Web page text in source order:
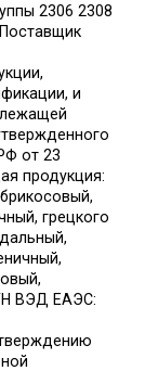
2306 2308
и
от 23
продукция:
грецкого
ВЭД ЕАЭС: